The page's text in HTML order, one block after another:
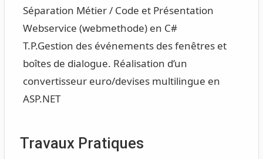
Séparation Métier / Code et Présentation
Webservice (webmethode) en C#
T.P.Gestion des événements des fenêtres et
boîtes de dialogue. Réalisation d’un
convertisseur euro/devises multilingue en
ASP.NET
Travaux Pratiques